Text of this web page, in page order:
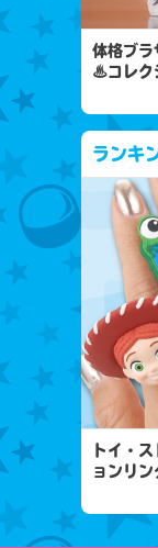
体格ブラ
♨コレク
ランキ
トイ・
ョンリン